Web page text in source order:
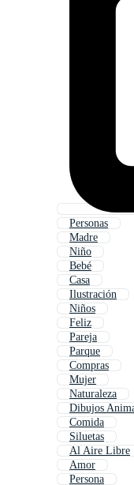
Personas
Madre
Niño
Bebé
Casa
Ilustración
Niños
Feliz
Pareja
Parque
Compras
Mujer
Naturaleza
Dibujos
Comida
Siluetas
Al Aire Libre
Amor
Persona